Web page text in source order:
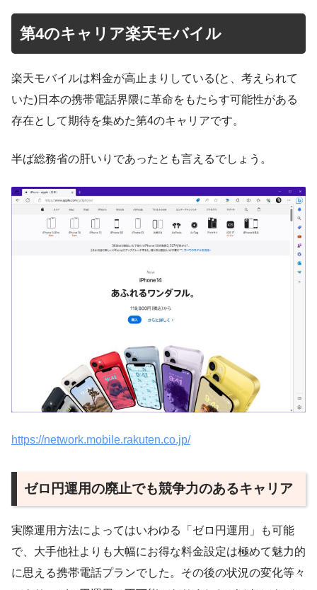
第4のキャリア楽天モバイル
楽天モバイルは料金が高止まりしている(と、考えられて
いた)日本の携帯電話界隈に革命をもたらす可能性がある
存在として期待を集めた第4のキャリアです。
半ば総務省の肝いりであったとも言えるでしょう。
https://network.mobile.rakuten.co.jp/
ゼロ円運用の廃止でも競争力のあるキャリア
実際運用方法によってはいわゆる「ゼロ円運用」も可能
で、大手他社よりも大幅にお得な料金設定は極めて魅力的
に思える携帯電話プランでした。その後の状況の変化等々